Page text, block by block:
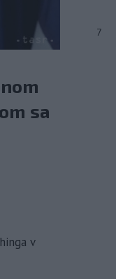
sa
v
7